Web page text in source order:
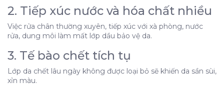
5. Chăm sóc từ bên trong
6. Bảo vệ da chân hằng ngày
Khi nào cần đi spa hoặc điều trị chuyên sâu?
Nguyên nhân khiến da chân khô và thô ráp
1. Thiếu độ ẩm tự nhiên
2. Tiếp xúc nước và hóa chất nhiều
2. Tiếp xúc nước và hóa chất nhiều
Việc rửa chân thường xuyên, tiếp xúc với xà phòng, nước
rửa, dung môi làm mất lớp dầu bảo vệ da.
3. Tế bào chết tích tụ
Lớp da chết lâu ngày không được loại bỏ sẽ khiến da sần sùi,
xỉn màu.